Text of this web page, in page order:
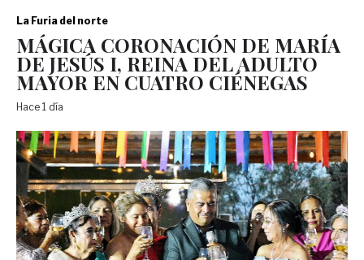
La Furia del norte
MÁGICA CORONACIÓN DE MARÍA
DE JESÚS I, REINA DEL ADULTO
MAYOR EN CUATRO CIÉNEGAS
Hace 1 día